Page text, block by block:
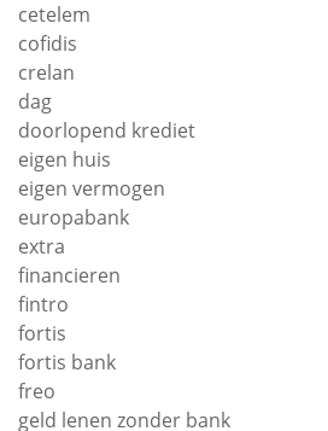
cetelem
cofidis
crelan
dag
doorlopend krediet
eigen huis
eigen vermogen
europabank
extra
financieren
fintro
fortis
fortis bank
freo
geld lenen zonder bank